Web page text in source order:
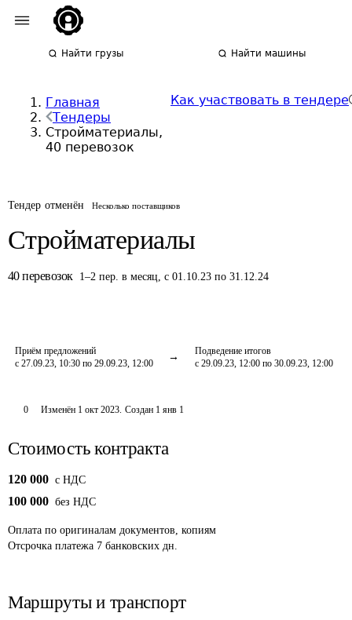
Найти грузы Найти машины
Главная
Тендеры
Стройматериалы,
40 перевозок
Как участвовать в тендере
Тендер отменён Несколько поставщиков
Стройматериалы
40 перевозок 1–2 пер. в месяц, с 01.10.23 по 31.12.24
Приём предложений
с 27.09.23, 10:30 по 29.09.23, 12:00
Подведение итогов
с 29.09.23, 12:00 по 30.09.23, 12:00
0 Изменён 1 окт 2023. Создан 1 янв 1
Стоимость контракта
120 000 c НДС
100 000 без НДС
Оплата по оригиналам документов, копиям
Отсрочка платежа 7 банковских дн.
Маршруты и транспорт